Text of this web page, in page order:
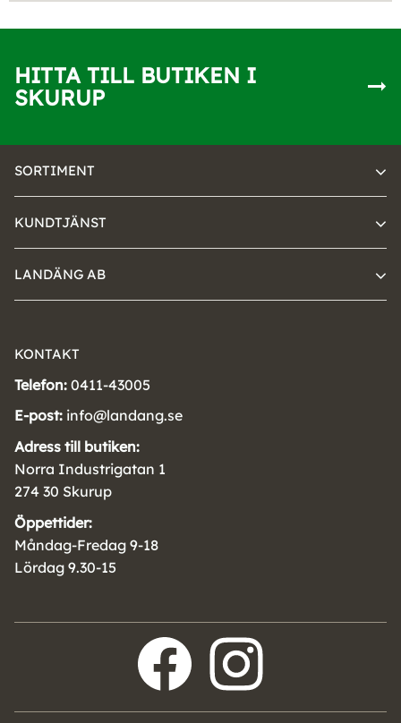
HITTA TILL BUTIKEN I
SKURUP
SORTIMENT
KUNDTJÄNST
LANDÄNG AB
KONTAKT
Telefon: 0411-43005
E-post: info@landang.se
Adress till butiken:
Norra Industrigatan 1
274 30 Skurup
Öppettider:
Måndag-Fredag 9-18
Lördag 9.30-15